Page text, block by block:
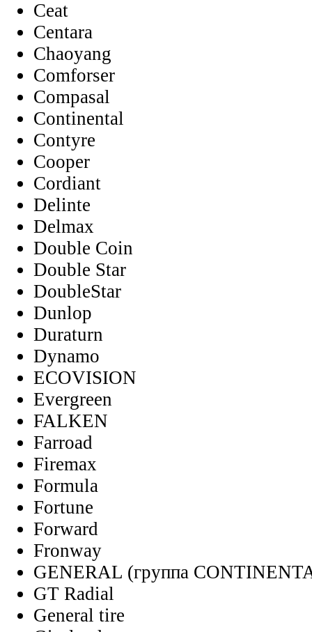
Ceat
Centara
Chaoyang
Comforser
Compasal
Continental
Contyre
Cooper
Cordiant
Delinte
Delmax
Double Coin
Double Star
DoubleStar
Dunlop
Duraturn
Dynamo
ECOVISION
Evergreen
FALKEN
Farroad
Firemax
Formula
Fortune
Forward
Fronway
GENERAL (группа
GT Radial
General tire